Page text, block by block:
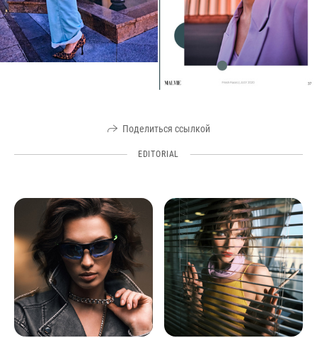
Поделиться ссылкой
EDITORIAL